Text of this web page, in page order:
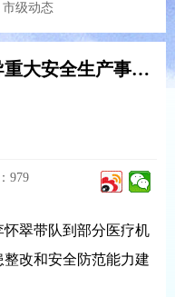
市级动态
李怀翠到医疗机构调研指导重大安全生产事故隐患整改和安防能力建设工作
979
怀翠带队到部分医疗机
改和安全防范能力建